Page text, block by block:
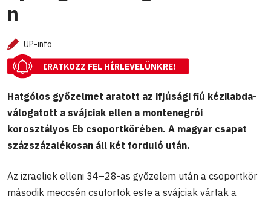
n
UP-info
IRATKOZZ FEL HÍRLEVELÜNKRE!
Hatgólos győzelmet aratott az ifjúsági fiú kézilabda-
válogatott a svájciak ellen a montenegrói
korosztályos Eb csoportkörében. A magyar csapat
százszázalékosan áll két forduló után.
Az izraeliek elleni 34–28-as győzelem után a csoportkör
második meccsén csütörtök este a svájciak vártak a